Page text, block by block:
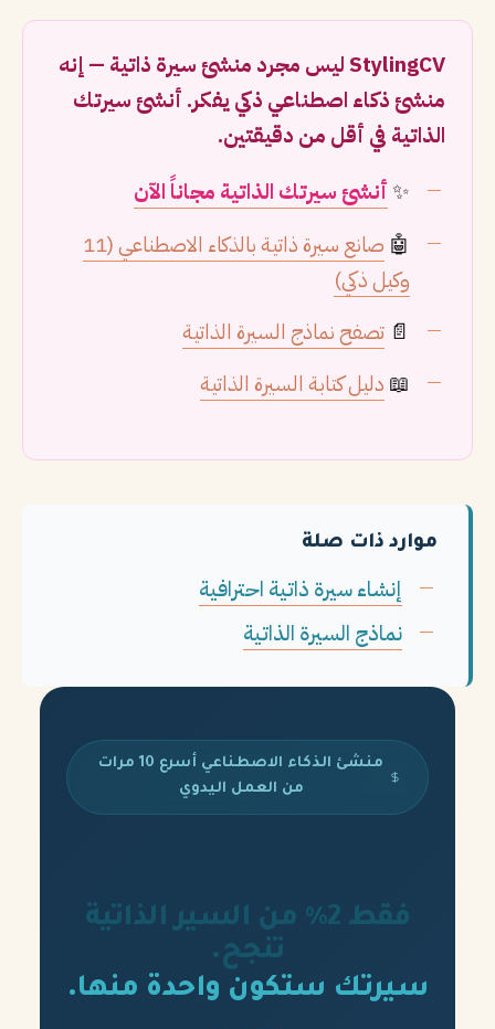
StylingCV ليس مجرد منشئ سيرة ذاتية — إنه
منشئ ذكاء اصطناعي ذكي يفكر. أنشئ سيرتك
الذاتية في أقل من دقيقتين.
✨ أنشئ سيرتك الذاتية مجاناً الآن
🤖
صانع سيرة ذاتية بالذكاء الاصطناعي (11
وكيل ذكي)
📄 تصفح نماذج السيرة الذاتية
📖 دليل كتابة السيرة الذاتية
موارد ذات صلة
إنشاء سيرة ذاتية احترافية
نماذج السيرة الذاتية
منشئ الذكاء الاصطناعي أسرع 10 مرات
من العمل اليدوي
فقط 2% من السير الذاتية
تنجح.
سيرتك ستكون واحدة منها.